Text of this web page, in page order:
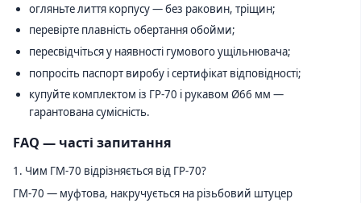
огляньте лиття корпусу — без раковин, тріщин;
перевірте плавність обертання обойми;
пересвідчіться у наявності гумового ущільнювача;
попросіть паспорт виробу і сертифікат відповідності;
купуйте комплектом із ГР-70 і рукавом Ø66 мм —
гарантована сумісність.
FAQ — часті запитання
1. Чим ГМ-70 відрізняється від ГР-70?
ГМ-70 — муфтова, накручується на різьбовий штуцер